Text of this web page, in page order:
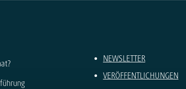
NEWSLETTER
VERÖFFENTLICHUNGEN